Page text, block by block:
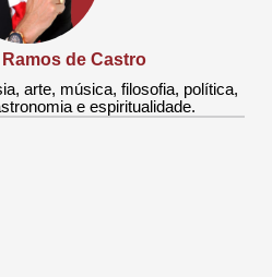
de Castro
arte, música, filosofia, política,
e espiritualidade.